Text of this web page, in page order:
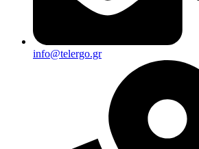
info@telergo.gr